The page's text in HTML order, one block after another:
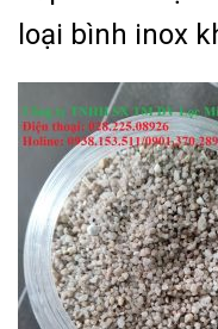
loại bình inox